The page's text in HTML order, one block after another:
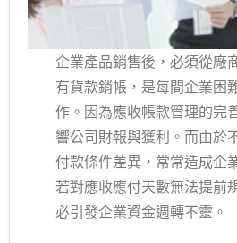
企業產品銷售後，必須從廠
有貨款銷帳，是每間企業困
作。因為應收帳款管理的完
響公司財報與獲利。而由於
付款條件差異，常常造成企
若對應收應付天數無法提前
必引發企業資金週轉不靈。